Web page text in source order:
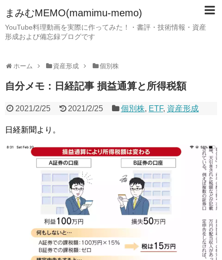
まみむMEMO(mamimu-memo)
YouTube料理動画を実際に作ってみた！・書評・技術情報・資産
形成および備忘録ブログです
ホーム 資産形成 個別株
自分メモ：日経記事 損益通算と所得税額
2021/2/25 2021/2/25 個別株, ETF, 資産形成
日経新聞より。